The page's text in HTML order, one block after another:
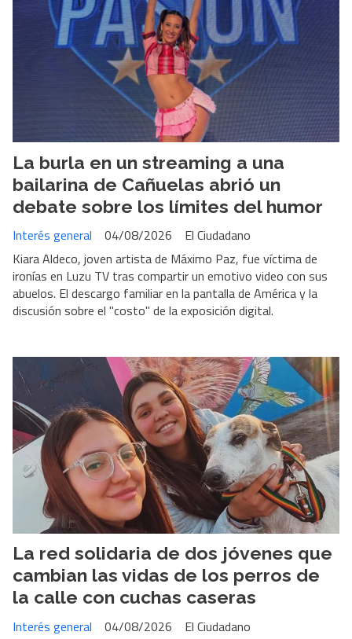
La burla en un streaming a una
bailarina de Cañuelas abrió un
debate sobre los límites del humor
El Ciudadano
Interés general
04/08/2026
Kiara Aldeco, joven artista de Máximo Paz, fue víctima de
ironías en Luzu TV tras compartir un emotivo video con sus
abuelos. El descargo familiar en la pantalla de América y la
discusión sobre el "costo" de la exposición digital.
La red solidaria de dos jóvenes que
cambian las vidas de los perros de
la calle con cuchas caseras
El Ciudadano
Interés general
04/08/2026